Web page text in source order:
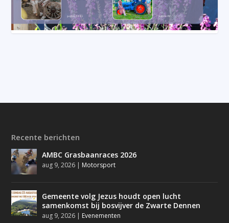
Recente berichten
AMBC Grasbaanraces 2026
aug 9, 2026 | Motorsport
Gemeente volg Jezus houdt open lucht
samenkomst bij bosvijver de Zwarte Dennen
aug 9, 2026 | Evenementen